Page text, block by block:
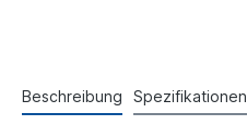
Beschreibung Spezifikationen